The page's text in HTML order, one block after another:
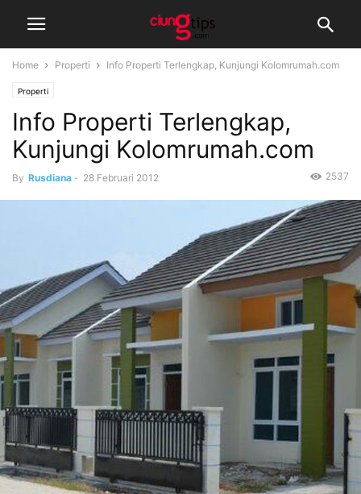
Home Properti Info Properti Terlengkap, Kunjungi Kolomrumah.com
Properti
Info Properti Terlengkap,
Kunjungi Kolomrumah.com
By Rusdiana - 28 Februari 2012 2537